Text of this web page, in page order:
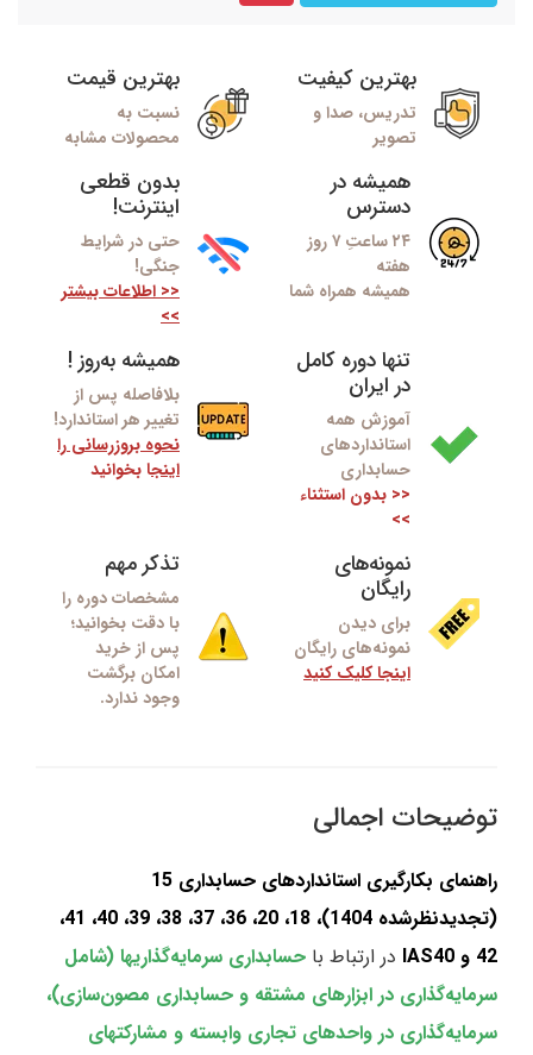
بهترین کیفیت
تدریس، صدا و
تصویر
بهترین قیمت
نسبت به
محصولات مشابه
همیشه در
دسترس
۲۴ ساعتِ ۷ روز
هفته
همیشه همراه شما
بدون قطعی
اینترنت!
حتی در شرایط
جنگی!
<< اطلاعات بیشتر
>>
تنها دوره کامل
در ایران
آموزش همه
استانداردهای
حسابداری
<< بدون استثناء
>>
همیشه به‌روز !
بلافاصله پس از
تغییر هر استاندارد!
نحوه بروزرسانی را
اینجا بخوانید
نمونه‌های
رایگان
برای دیدن
نمونه‌های رایگان
اینجا کلیک کنید
تذکر مهم
مشخصات دوره را
با دقت بخوانید؛
پس از خرید
امکان برگشت
وجود ندارد.
توضیحات اجمالی
راهنمای بکارگیری استانداردهای حسابداری 15
(تجدیدنظرشده 1404)، 18، 20، 36، 37، 38، 39، 40، 41،
42 و IAS40
در ارتباط با حسابداری سرمایه‌گذاریها (شامل
سرمایه‌گذاری در ابزارهای مشتقه و حسابداری مصون‌سازی)،
سرمایه‌گذاری در واحدهای تجاری وابسته و مشارکتهای